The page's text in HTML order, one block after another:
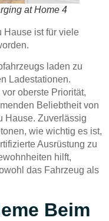
at Home 4
Hause ist für viele
laden zu
Ladestationen.
oberste Priorität,
Beliebtheit von
Hause. Zuverlässig
wie wichtig es ist,
Ausrüstung zu
hilft,
das Fahrzeug als
Beim